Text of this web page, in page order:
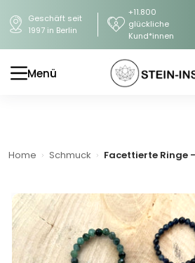
Geschäft seit
1997 in Berlin
+11.800
glückliche
Kund*innen
Menü
Home Schmuck